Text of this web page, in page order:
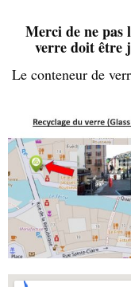
Merci de ne pas
verre doit être
Le conteneur de